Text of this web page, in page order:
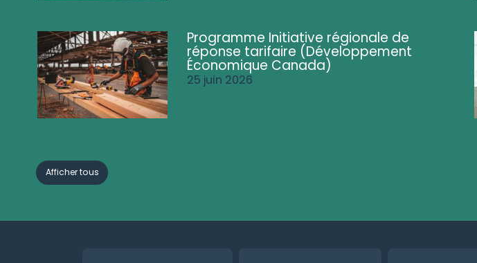
Programme Initiative régionale de
réponse tarifaire (Développement
Économique Canada)
25 juin 2026
Afficher tous